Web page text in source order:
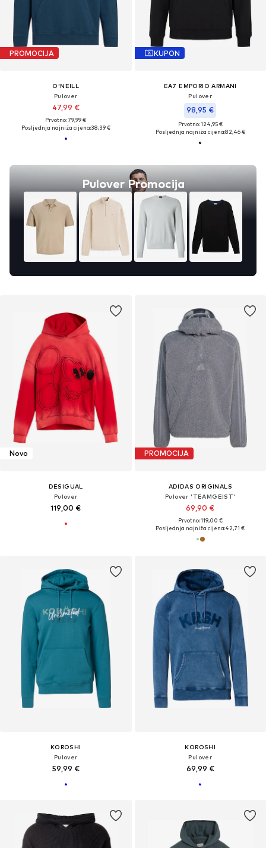
PROMOCIJA
O'NEILL
Pulover
47,99 €
Prvotno: 79,99 €
Posljednja najniža cijena:38,39 €
Pulover Promocija
KUPON
EA7 EMPORIO ARMANI
Pulover
98,95 €
Prvotno: 124,95 €
Posljednja najniža cijena:82,46 €
Novo
DESIGUAL
Pulover
119,00 €
PROMOCIJA
ADIDAS ORIGINALS
Pulover 'TEAMGEIST'
69,90 €
Prvotno: 119,00 €
Posljednja najniža cijena:42,71 €
KOROSHI
Pulover
59,99 €
KOROSHI
Pulover
69,99 €